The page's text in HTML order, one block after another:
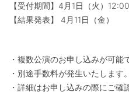
【受付期間】4月1日（火）
【結果発表】 4月11日（金）
・複数公演のお申し込みが可能
・別途手数料が発生いたします。
・詳細はお申し込みの際にご確